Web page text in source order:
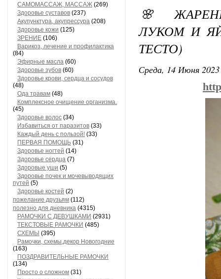
САМОМАССАЖ, МАССАЖ (269)
Здоровье суставов (237)
Акупунктура, акупрессура (208)
Здоровье кожи (125)
ЗРЕНИЕ (106)
Варикоз, лечение и профилактика
(84)
Эфирные масла (60)
Здоровье зубов (60)
Здоровье крови, сердца и сосудов
(48)
Ода травам (48)
Комплексное очищение организма.
(45)
Здоровье волос (34)
Избавиться от паразитов (33)
Каждый день с пользой! (33)
ПЕРВАЯ ПОМОЩЬ (31)
Здоровье ногтей (14)
Здоровье сердца (7)
Здоровые уши (5)
Здоровье почек и мочевыводящих
путей (5)
Здоровье костей (2)
пожелание друзьям (112)
полезно для дневника (4315)
РАМОЧКИ С ДЕВУШКАМИ (2931)
ТЕКСТОВЫЕ РАМОЧКИ (485)
СХЕМЫ (395)
Рамочки, схемы,декор Новогодние
(163)
ПОЗДРАВИТЕЛЬНЫЕ РАМОЧКИ
(134)
Просто о сложном (31)
🌸
ЛУКОМ И
ТЕСТО)
Среда, 14 Июня